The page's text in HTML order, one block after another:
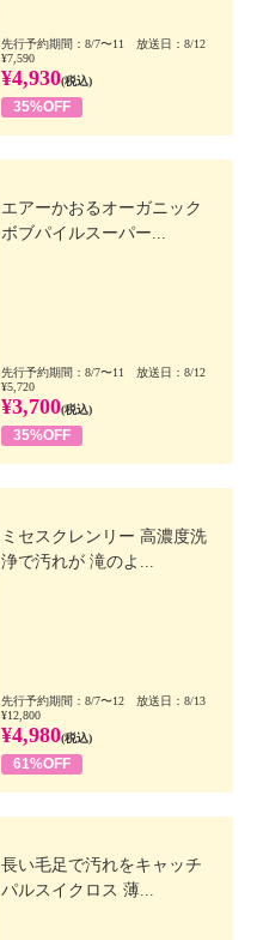
先行予約期間：8/7〜11 放送日：8/12
¥7,590
¥4,930(税込)
35%OFF
エアーかおるオーガニック
ボブパイルスーパー...
先行予約期間：8/7〜11 放送日：8/12
¥5,720
¥3,700(税込)
35%OFF
ミセスクレンリー 高濃度洗
浄で汚れが 滝のよ...
先行予約期間：8/7〜12 放送日：8/13
¥12,800
¥4,980(税込)
61%OFF
長い毛足で汚れをキャッチ
パルスイクロス 薄...